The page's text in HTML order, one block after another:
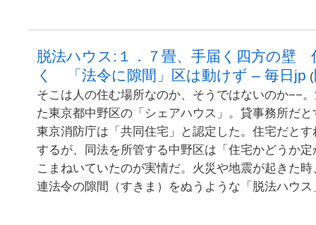
脱法ハウス:１．７畳、手届く四方の壁
く 「法令に隙間」区は動けず – 毎日jp (
そこは人の住む場所なのか、そうではないのか−−
た東京都中野区の「シェアハウス」。貸事務所だ
東京消防庁は「共同住宅」と認定した。住宅だと
するが、同法を所管する中野区は「住宅かどうか
こまねいていたのが実情だ。火災や地震が起きた
連法令の隙間（すきま）をぬうような「脱法ハウ